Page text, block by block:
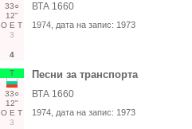
33○
12"
О Е Т
3
4
ВТА 1660
1974 , дата на запис: 1973
Т
33○
12"
О Е Т
3
Песни за транспорта
ВТА 1660
1974 , дата на запис: 1973